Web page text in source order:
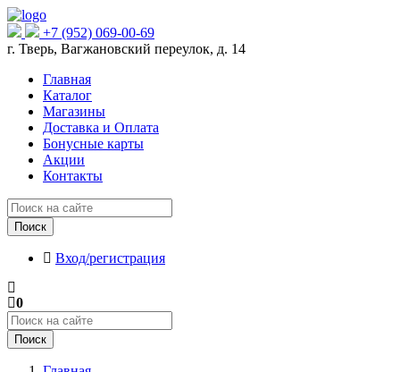
+7 (952) 069-00-69
г. Тверь, Вагжановский переулок, д. 14
Главная
Каталог
Магазины
Доставка и Оплата
Бонусные карты
Акции
Контакты
Поиск
Вход/регистрация
0
Поиск